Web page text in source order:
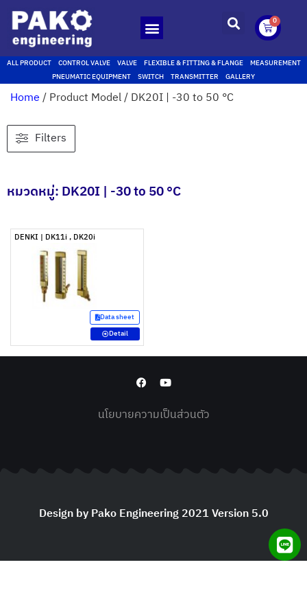
0
ALL PRODUCT CONTROL VALVE VALVE FLEXIBLE & FITTING & FLANGE
MEASUREMENT
PNEUMATIC EQUIPMENT
SWITCH TRANSMITTER GALLERY
Home/ Product Model / DK20I | -30 to 50 °C
Filters
หมวดหมู่: DK20I | -30 to 50 °C
DENKI | DK11i , DK20i
Data sheet
Detail
นโยบายความเป็นส่วนตัว
Design by Pako Engineering 2021 Version 5.0